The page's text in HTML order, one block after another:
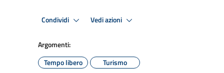
Condividi Vedi azioni
Argomenti:
Tempo libero
Turismo